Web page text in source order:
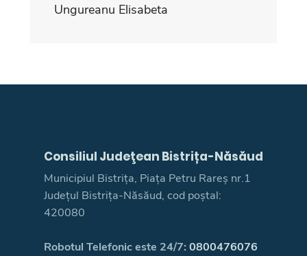
Ungureanu Elisabeta
Consiliul Judeţean Bistrița-Năsăud
Municipiul Bistrița, Piața Petru Rareș nr.1
Județul Bistrița-Năsăud, cod poștal:
420080
Robotul Telefonic este 24/7: 0800476076